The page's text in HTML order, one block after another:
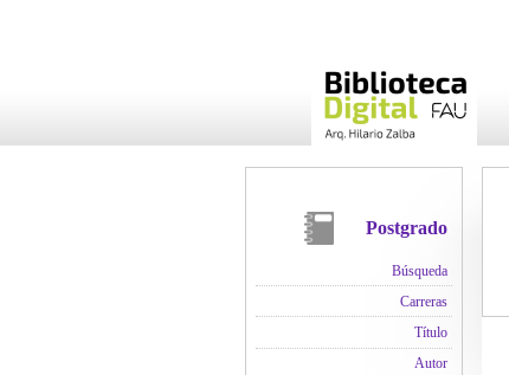
Postgrado
Búsqueda
Carreras
Título
Autor